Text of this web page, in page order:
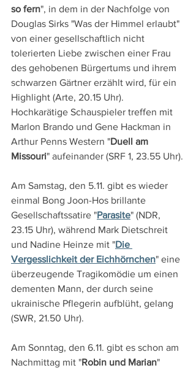
so fern", in dem in der Nachfolge von
Douglas Sirks "Was der Himmel erlaubt"
von einer gesellschaftlich nicht
tolerierten Liebe zwischen einer Frau
des gehobenen Bürgertums und ihrem
schwarzen Gärtner erzählt wird, für ein
Highlight (Arte, 20.15 Uhr).
Hochkarätige Schauspieler treffen mit
Marlon Brando und Gene Hackman in
Arthur Penns Western "Duell am
Missouri" aufeinander (SRF 1, 23.55 Uhr).
Am Samstag, den 5.11. gibt es wieder
einmal Bong Joon-Hos brillante
Gesellschaftssatire "Parasite" (NDR,
23.15 Uhr), während Mark Dietschreit
und Nadine Heinze mit "Die
Vergesslichkeit der Eichhörnchen" eine
überzeugende Tragikomödie um einen
dementen Mann, der durch seine
ukrainische Pflegerin aufblüht, gelang
(SWR, 21.50 Uhr).
Am Sonntag, den 6.11. gibt es schon am
Nachmittag mit "Robin und Marian"